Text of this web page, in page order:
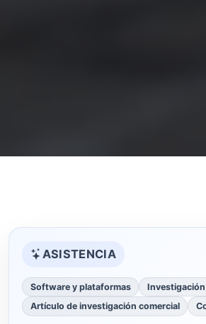
ASISTENCIA
Software y plataformas
Artículo de investigación comercial